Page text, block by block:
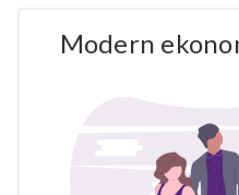
Modern